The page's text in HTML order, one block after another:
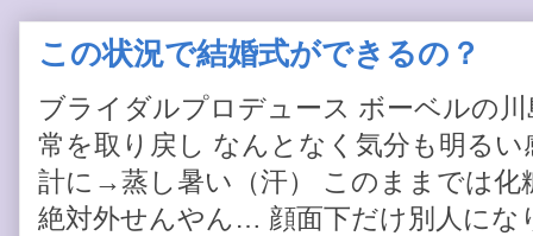
この状況で結婚式ができるの？
ブライダルプロデュース ボーベルの
常を取り戻し なんとなく気分も明る
計に→蒸し暑い（汗） このままでは化
絶対外せんやん… 顔面下だけ別人にな